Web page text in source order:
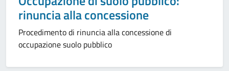
rinuncia alla concessione
Procedimento di rinuncia alla concessione di
occupazione suolo pubblico